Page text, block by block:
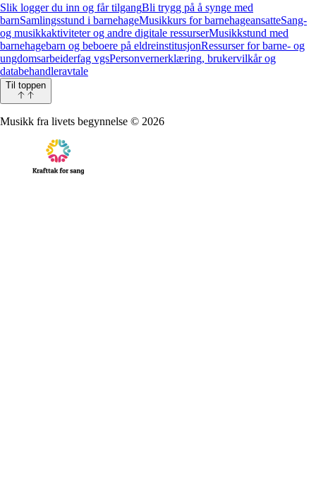
Slik logger du inn og får tilgangBli trygg på å synge med
barnSamlingsstund i barnehageMusikkurs for barnehageansatteSang-
og musikkaktiviteter og andre digitale ressurserMusikkstund med
barnehagebarn og beboere på eldreinstitusjonRessurser for barne- og
ungdomsarbeiderfag vgsPersonvernerklæring, brukervilkår og
databehandleravtale
Til toppen
Musikk fra livets begynnelse © 2026